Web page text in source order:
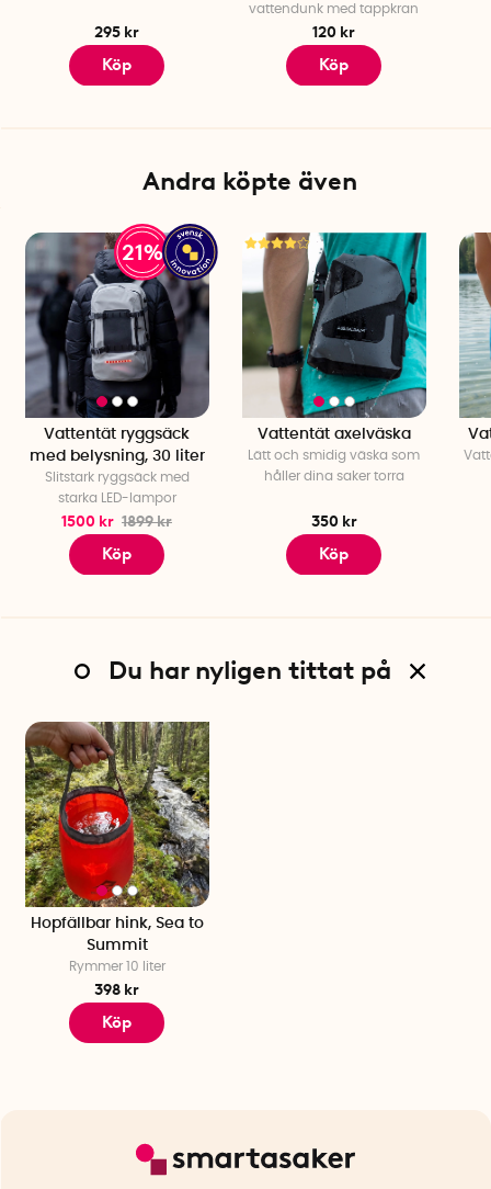
295 kr
Köp
vattendunk med tappkran
120 kr
Köp
Andra köpte även
21%
Vattentät ryggsäck
med belysning, 30 liter
Slitstark ryggsäck med
starka LED-lampor
1500 kr 1899 kr
Köp
Vattentät axelväska
Lätt och smidig väska som
håller dina saker torra
350 kr
Köp
Du har nyligen tittat på
Hopfällbar hink, Sea to
Summit
Rymmer 10 liter
398 kr
Köp